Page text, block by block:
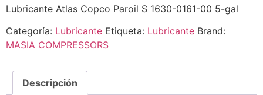
Lubricante Atlas Copco Paroil S 1630-0161-00 5-gal
Categoría: Lubricante Etiqueta: Lubricante Brand:
MASIA COMPRESSORS
Descripción